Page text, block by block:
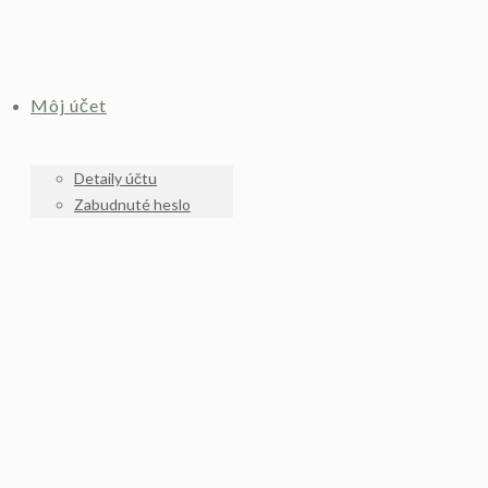
Môj účet
Detaily účtu
Zabudnuté heslo